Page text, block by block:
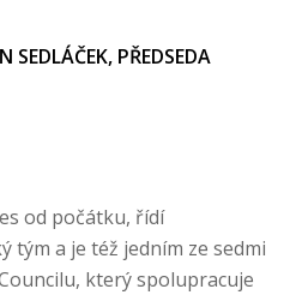
SEDLÁČEK, PŘEDSEDA
od počátku, řídí
tým a je též jedním ze sedmi
který spolupracuje